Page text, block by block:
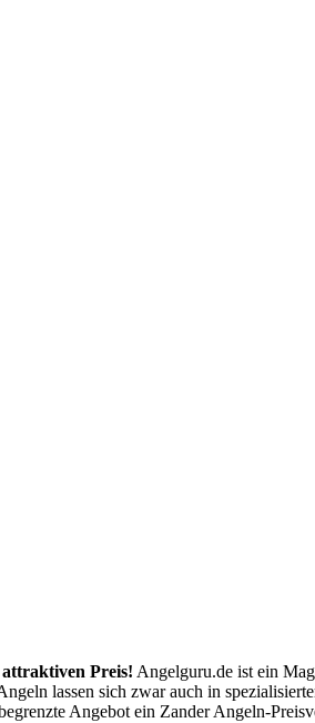
Preis! Angelguru.de ist ein
lassen sich zwar auch in
Angebot ein Zander Angeln-